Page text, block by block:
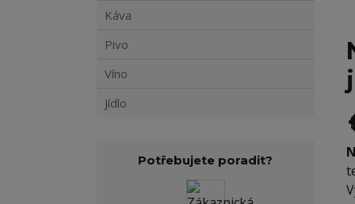
Káva
Pivo
Víno
Jídlo
Potřebujete poradit?